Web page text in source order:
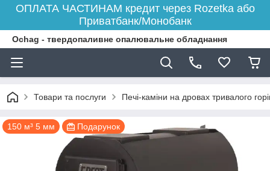
ОПЛАТА ЧАСТИНАМ кредит через Rozetka або
Приватбанк/Монобанк
Ochag - твердопаливне опалювальне обладнання
Товари та послуги Печі-каміни на дровах тривалого
150 м³ 5 мм Подарунок